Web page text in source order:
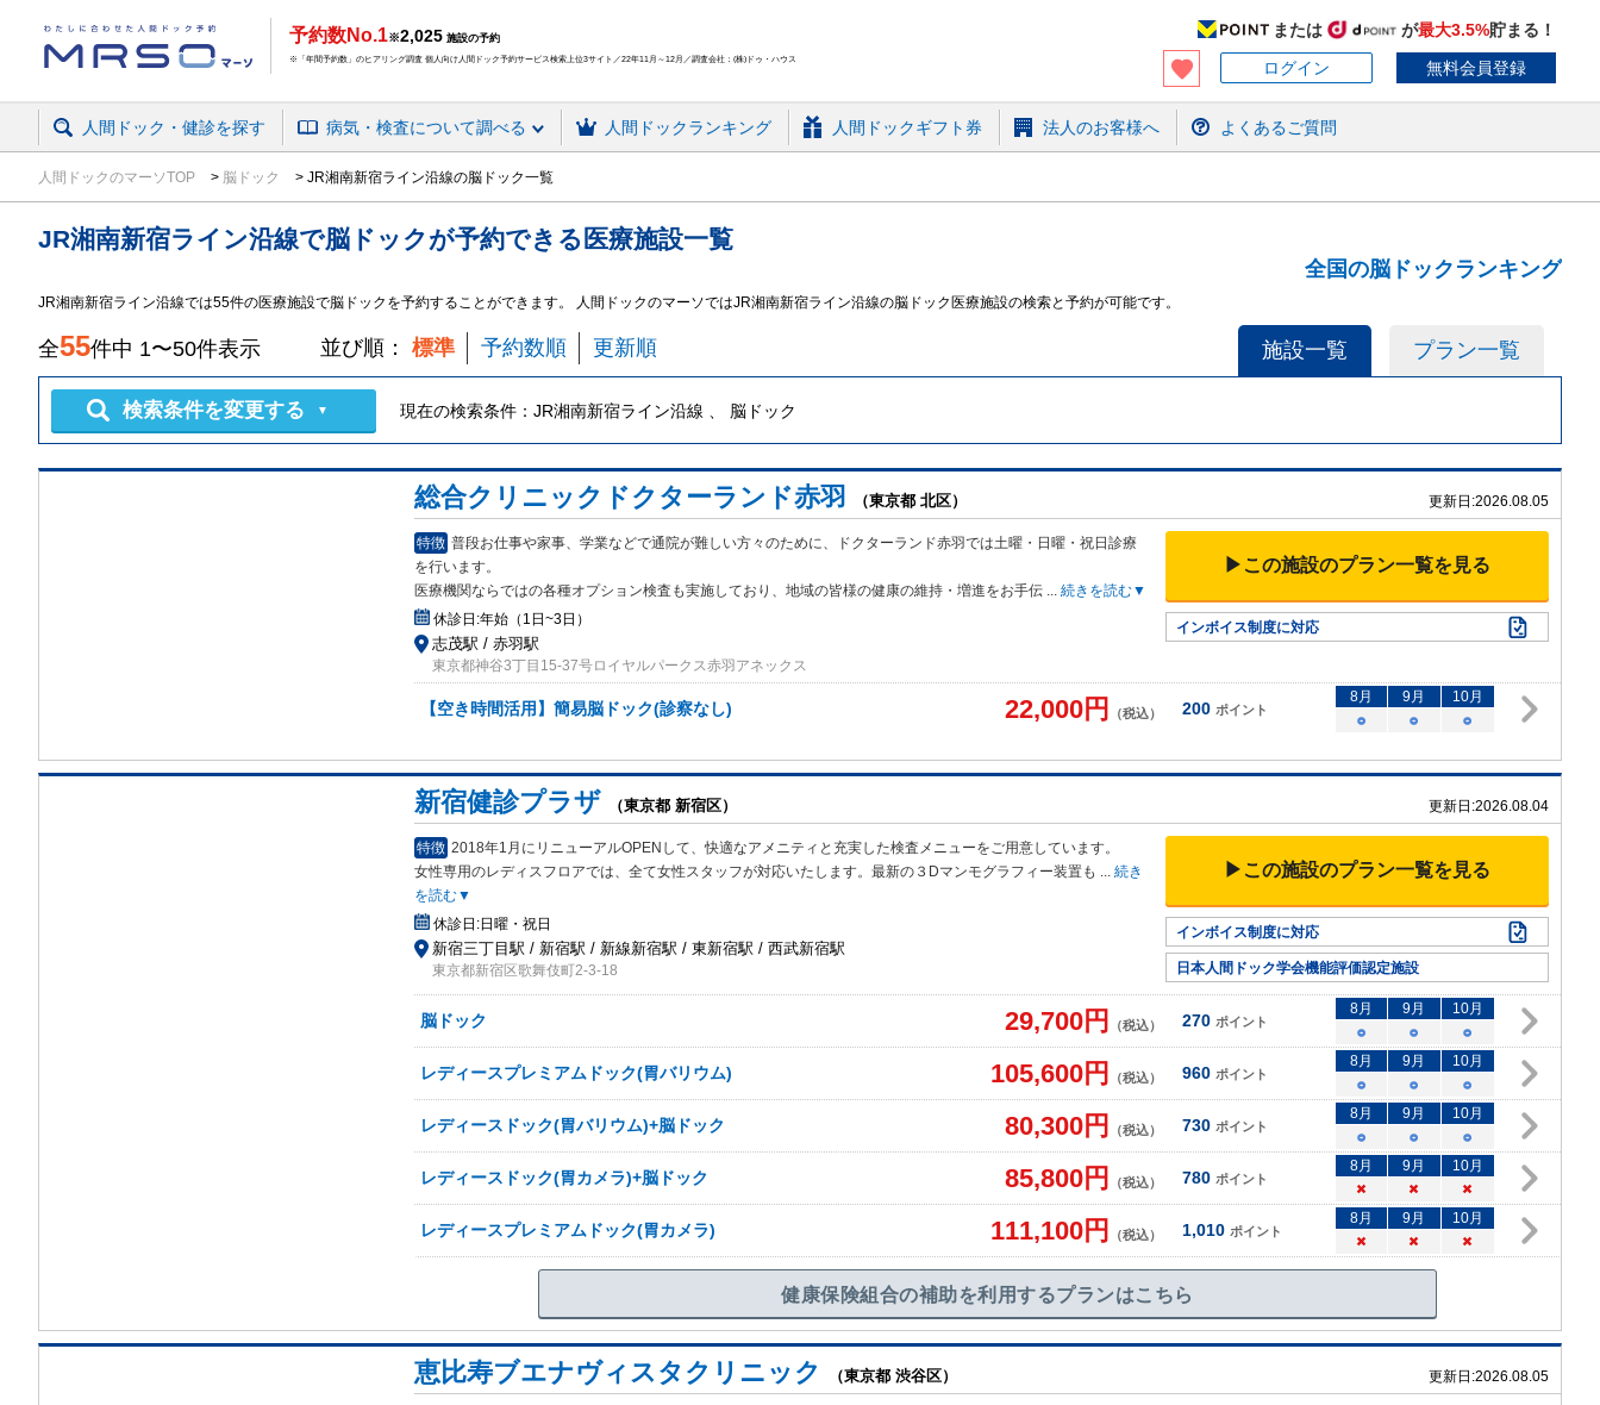
予約数No.1※2,025 施設の予約
※「年間予約数」のヒアリング調査 個人向け人間ドック予約サービス検索上位3サイト／22年11月～12月／調査会社：(株)ドゥ・ハウス
または が最大3.5%貯まる！
ログイン
無料会員登録
人間ドック・健診を探す 病気・検査について調べる 人間ドックランキング 人間ドックギフト券 法人のお客様へ よくあるご質問
人間ドックのマーソTOP 脳ドック JR湘南新宿ライン沿線の脳ドック一覧
JR湘南新宿ライン沿線で脳ドックが予約できる 医療施設一覧
全国の脳ドックランキング
JR湘南新宿ライン沿線では55件の医療施設で脳ドックを予約することができます。 人間ドックのマーソではJR湘南新宿ライン沿線の脳ドック医療施設の検索と予約が可能です。
施設一覧 プラン一覧
全55件中 1〜50件表示 並び順： 標準 予約数順 更新順
検索条件を変更する ▼ 現在の検索条件： JR湘南新宿ライン沿線 、 脳ドック
総合クリニックドクターランド赤羽 （東京都 北区） 更新日:2026.08.05
特徴 普段お仕事や家事、学業などで通院が難しい方々のために、ドクターランド赤羽では土曜・日曜・祝日診療
を行います。
医療機関ならではの各種オプション検査も実施しており、地域の皆様の健康の維持・増進をお手伝 ... 続きを読む▼
休診日:年始（1日~3日）
志茂駅 / 赤羽駅
東京都神谷3丁目15-37号ロイヤルパークス赤羽アネックス
▶この施設のプラン一覧を見る
インボイス制度に対応
【空き時間活用】簡易脳ドック(診察なし) 22,000円 （税込） 200 ポイント
8月 9月 10月
○
○ ○
新宿健診プラザ （東京都 新宿区） 更新日:2026.08.04
特徴 2018年1月にリニューアルOPENして、快適なアメニティと充実した検査メニューをご用意しています。
女性専用のレディスフロアでは、全て女性スタッフが対応いたします。最新の３Dマンモグラフィー装置も ... 続き
を読む▼
休診日:日曜・祝日
新宿三丁目駅 / 新宿駅 / 新線新宿駅 / 東新宿駅 / 西武新宿駅
東京都新宿区歌舞伎町2-3-18
▶この施設のプラン一覧を見る
インボイス制度に対応
日本人間ドック学会機能評価認定施設
脳ドック 29,700円 （税込） 270 ポイント
8月 9月 10月
○
○ ○
レディースプレミアムドック(胃バリウム) 105,600円 （税込） 960 ポイント
8月 9月 10月
○
○ ○
レディースドック(胃バリウム)+脳ドック 80,300円 （税込） 730 ポイント
8月 9月 10月
○
○ ○
レディースドック(胃カメラ)+脳ドック 85,800円 （税込） 780 ポイント
8月 9月 10月
×
× ×
レディースプレミアムドック(胃カメラ) 111,100円 （税込） 1,010 ポイント
8月 9月 10月
×
× ×
健康保険組合の補助を利用するプランはこちら
恵比寿ブエナヴィスタクリニック （東京都 渋谷区） 更新日:2026.08.05